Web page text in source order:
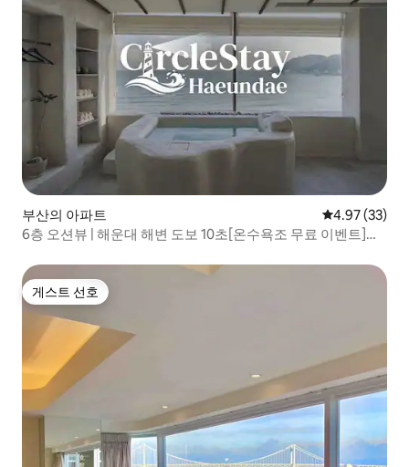
부산의 아파트 평점 4.97점(5
4.97 (33)
6층 오션뷰 | 해운대 해변 도보 10초[온수욕조 무료 이벤트]가
게스트 선호
게스트 선호